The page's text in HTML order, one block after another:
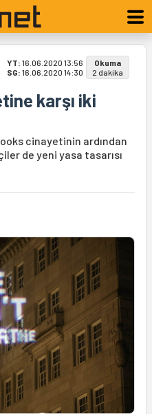
YT: 16.06.2020 13:56
SG: 16.06.2020 14:30
Okuma
2 dakika
karşı iki
cinayetinin ardından
de yeni yasa tasarısı